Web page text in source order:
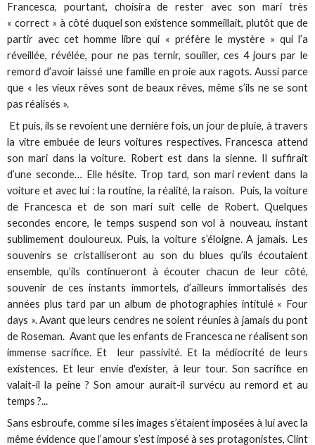
Francesca, pourtant, choisira de rester avec son mari très
« correct » à côté duquel son existence sommeillait, plutôt que de
partir avec cet homme libre qui « préfère le mystère » qui l’a
réveillée, révélée, pour ne pas ternir, souiller, ces 4 jours par le
remord d’avoir laissé une famille en proie aux ragots. Aussi parce
que « les vieux rêves sont de beaux rêves, même s’ils ne se sont
pas réalisés ».
Et puis, ils se revoient une dernière fois, un jour de pluie, à travers
la vitre embuée de leurs voitures respectives. Francesca attend
son mari dans la voiture. Robert est dans la sienne. Il suffirait
d’une seconde… Elle hésite. Trop tard, son mari revient dans la
voiture et avec lui : la routine, la réalité, la raison. Puis, la voiture
de Francesca et de son mari suit celle de Robert. Quelques
secondes encore, le temps suspend son vol à nouveau, instant
sublimement douloureux. Puis, la voiture s’éloigne. A jamais. Les
souvenirs se cristalliseront au son du blues qu’ils écoutaient
ensemble, qu’ils continueront à écouter chacun de leur côté,
souvenir de ces instants immortels, d’ailleurs immortalisés des
années plus tard par un album de photographies intitulé « Four
days ». Avant que leurs cendres ne soient réunies à jamais du pont
de Roseman. Avant que les enfants de Francesca ne réalisent son
immense sacrifice. Et leur passivité. Et la médiocrité de leurs
existences. Et leur envie d'exister, à leur tour. Son sacrifice en
valait-il la peine ? Son amour aurait-il survécu au remord et au
temps ?...
Sans esbroufe, comme si les images s’étaient imposées à lui avec la
même évidence que l’amour s’est imposé à ses protagonistes, Clint